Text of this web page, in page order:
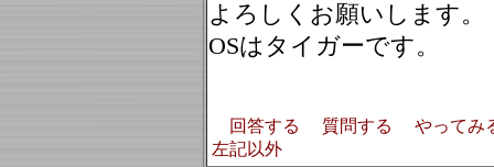
よろしくお願いします。
OSはタイガーです。
回答する 質問する
やってみ
左記以外